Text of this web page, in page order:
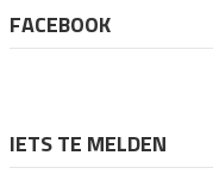
FACEBOOK
IETS TE MELDEN